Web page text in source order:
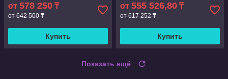
от 578 250 ₸
от 642 500 ₸
Купить
от 555 526,80 ₸
от 617 252 ₸
Купить
Показать ещё